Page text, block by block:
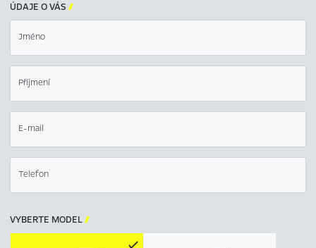
ÚDAJE O VÁS 
Jméno
Příjmení
E-mail
Telefon
VYBERTE MODEL